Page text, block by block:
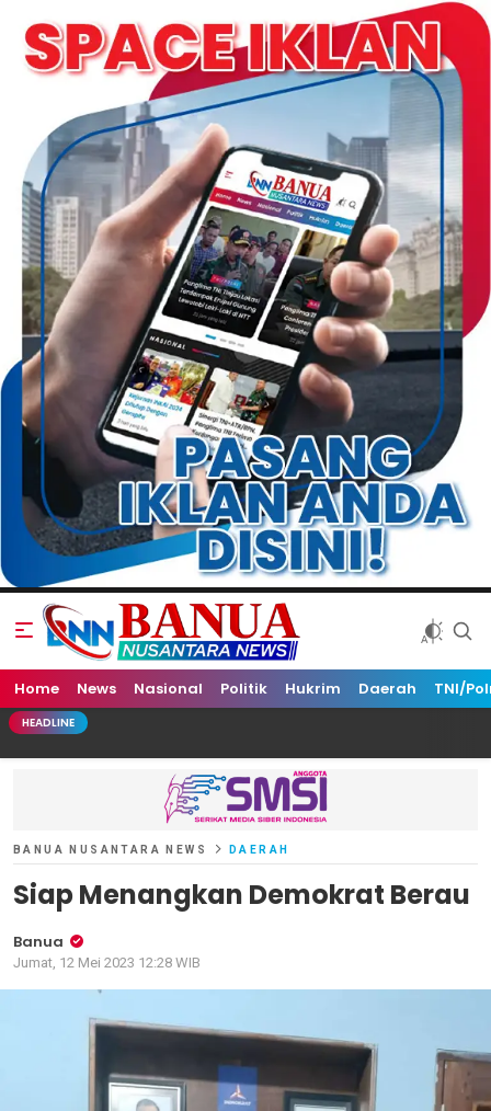
Banua Nusantara News
Home News Nasional Politik Hukrim Daerah TNI/
HEADLINE
BANUA NUSANTARA NEWS DAERAH
Siap Menangkan Demokrat Berau
Banua
Jumat, 12 Mei 2023 12:28 WIB